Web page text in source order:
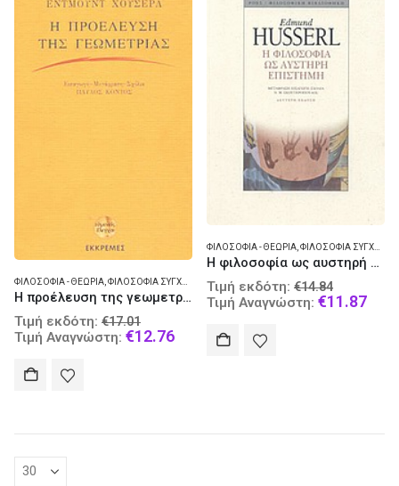
ΦΙΛΟΣΟΦΊΑ - ΘΕΩΡΊΑ ΦΙΛΟΣΟΦΊΑ ΣΎΓΧΡΟΝΗ
Η προέλευση της γεωμετρίας
Τιμή εκδότη: €17.01
price
Τιμή Αναγνώστη: €12.76Current
ΦΙΛΟΣΟΦΊΑ - ΘΕΩΡΊΑ,ΦΙΛΟΣΟΦΊΑ ΣΎΓΧΡΟΝΗ
Η φιλοσοφία ως αυστηρή επιστήμη
Τιμή εκδότη: €14.84
price
Τιμή Αναγνώστη: €11.87